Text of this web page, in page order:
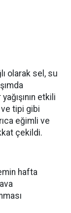
olarak sel, su
etkili
tipi gibi
eğimli ve
çekildi.
hafta